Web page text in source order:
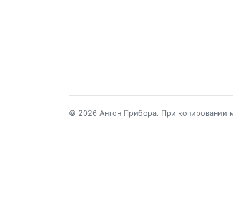
© 2026 Антон Прибора. При копировании